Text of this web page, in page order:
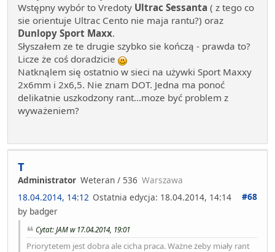
Wstępny wybór to Vredoty Ultrac Sessanta ( z tego co
sie orientuje Ultrac Cento nie maja rantu?) oraz
Dunlopy Sport Maxx.
Słyszałem ze te drugie szybko sie kończą - prawda to?
Licze że coś doradzicie
Natknąlem się ostatnio w sieci na używki Sport Maxxy
2x6mm i 2x6,5. Nie znam DOT. Jedna ma ponoć
delikatnie uszkodzony rant...moze być problem z
wyważeniem?
T
Administrator Weteran / 536 Warszawa
18.04.2014, 14:12
#68
Ostatnia edycja: 18.04.2014, 14:14
by badger
Cytat: JAM w 17.04.2014, 19:01
Priorytetem jest dobra ale cicha praca. Ważne żeby miały rant